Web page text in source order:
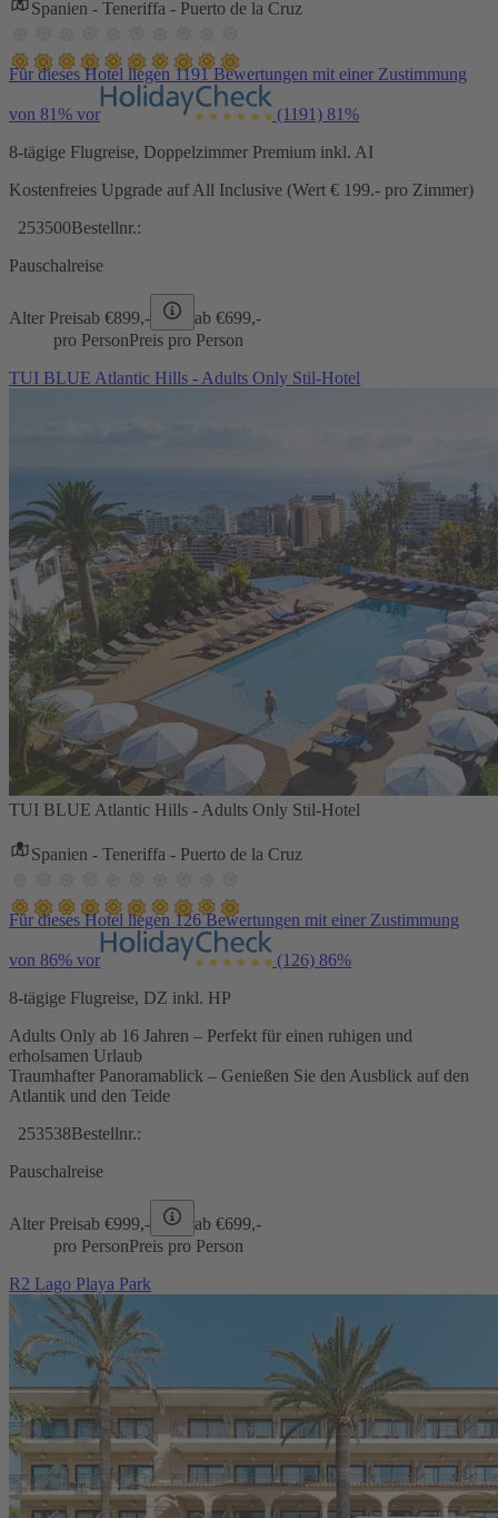
Spanien - Teneriffa - Puerto de la Cruz
Für dieses Hotel liegen 1191 Bewertungen mit einer Zustimmung
von 81% vor (1191) 81%
8-tägige Flugreise, Doppelzimmer Premium inkl. AI
Kostenfreies Upgrade auf All Inclusive (Wert € 199.- pro Zimmer)
253500Bestellnr.:
Pauschalreise
Alter Preisab €899,- ab €699,-
pro PersonPreis pro Person
TUI BLUE Atlantic Hills - Adults Only Stil-Hotel
TUI BLUE Atlantic Hills - Adults Only Stil-Hotel
Spanien - Teneriffa - Puerto de la Cruz
Für dieses Hotel liegen 126 Bewertungen mit einer Zustimmung
von 86% vor (126) 86%
8-tägige Flugreise, DZ inkl. HP
Adults Only ab 16 Jahren – Perfekt für einen ruhigen und
erholsamen Urlaub
Traumhafter Panoramablick – Genießen Sie den Ausblick auf den
Atlantik und den Teide
253538Bestellnr.:
Pauschalreise
Alter Preisab €999,- ab €699,-
pro PersonPreis pro Person
R2 Lago Playa Park